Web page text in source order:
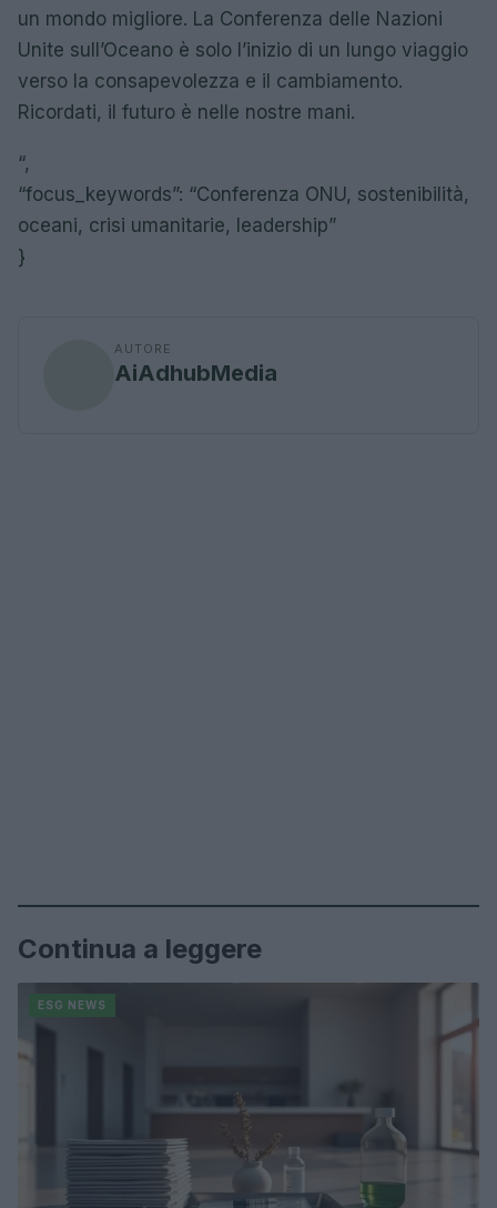
un mondo migliore. La Conferenza delle Nazioni
Unite sull’Oceano è solo l’inizio di un lungo viaggio
verso la consapevolezza e il cambiamento.
Ricordati, il futuro è nelle nostre mani.
“,
“focus_keywords”: “Conferenza ONU, sostenibilità,
oceani, crisi umanitarie, leadership”
}
AUTORE
AiAdhubMedia
Continua a leggere
ESG NEWS